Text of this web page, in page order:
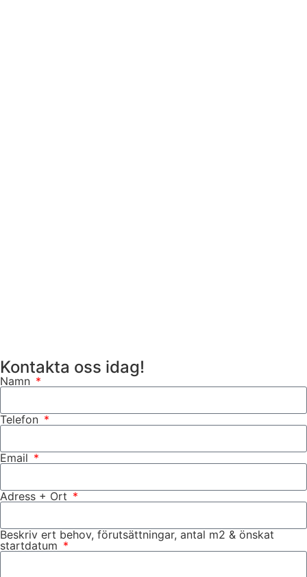
Kontakta oss idag!
Namn
Telefon
Email
Adress + Ort
Beskriv ert behov, förutsättningar, antal m2 & önskat
startdatum